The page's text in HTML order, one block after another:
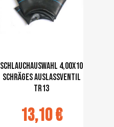
Schlauchauswahl 4,00x10
schräges Auslassventil
TR13
13,10 €